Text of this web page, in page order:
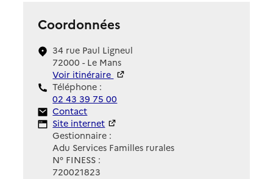
Coordonnées
34 rue Paul Ligneul
72000 - Le Mans
Voir itinéraire
Téléphone :
02 43 39 75 00
Contact
Contact
Site Internet
Site internet
Gestionnaire :
Adu Services Familles rurales
N° FINESS :
720021823